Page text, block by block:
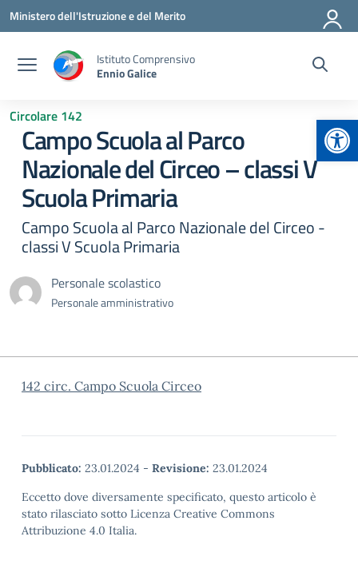
Vai ai contenuti
Vai al menu di navigazione
Vai al footer
Ministero dell'Istruzione e del Merito
Istituto Comprensivo
Ennio Galice
Circolare 142
Campo Scuola al Parco
Nazionale del Circeo – classi V
Scuola Primaria
Campo Scuola al Parco Nazionale del Circeo -
classi V Scuola Primaria
Personale scolastico
Personale amministrativo
142 circ. Campo Scuola Circeo
Pubblicato: 23.01.2024 - Revisione: 23.01.2024
Eccetto dove diversamente specificato, questo articolo è
stato rilasciato sotto Licenza Creative Commons
Attribuzione 4.0 Italia.